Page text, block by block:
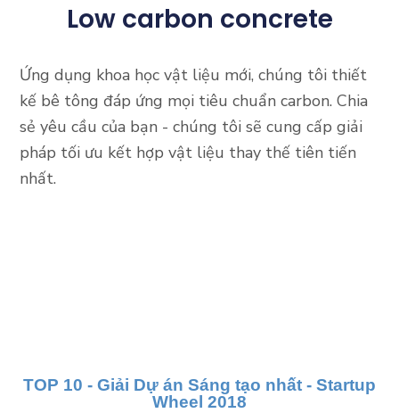
Low carbon concrete
Ứng dụng khoa học vật liệu mới, chúng tôi thiết
kế bê tông đáp ứng mọi tiêu chuẩn carbon. Chia
sẻ yêu cầu của bạn - chúng tôi sẽ cung cấp giải
pháp tối ưu kết hợp vật liệu thay thế tiên tiến
nhất.
TOP 10 - Giải Dự án Sáng tạo nhất - Startup
Wheel 2018